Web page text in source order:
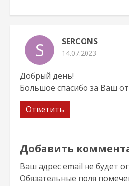
S SERCONS
14.07.2023
Добрый день!
Большое спасибо за Ваш
Ответить
Добавить
Ваш адрес email не будет
Обязательные поля